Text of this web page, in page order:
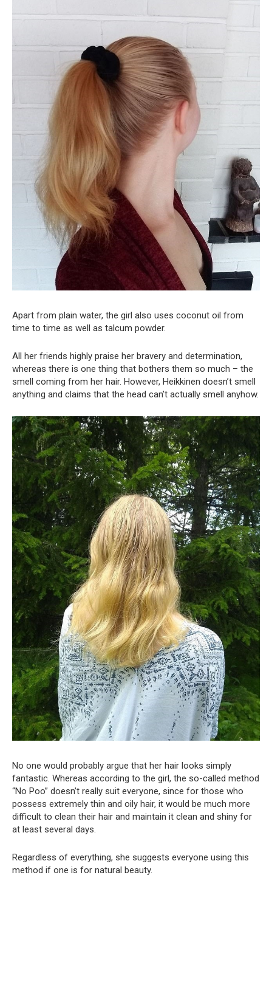
Apart from plain water, the girl also uses coconut oil from
time to time as well as talcum powder.
All her friends highly praise her bravery and determination,
whereas there is one thing that bothers them so much – the
smell coming from her hair. However, Heikkinen doesn’t smell
anything and claims that the head can’t actually smell anyhow.
No one would probably argue that her hair looks simply
fantastic. Whereas according to the girl, the so-called method
“No Poo” doesn’t really suit everyone, since for those who
possess extremely thin and oily hair, it would be much more
difficult to clean their hair and maintain it clean and shiny for
at least several days.
Regardless of everything, she suggests everyone using this
method if one is for natural beauty.